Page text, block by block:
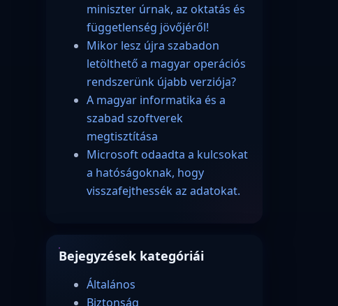
miniszter úrnak, az oktatás és
függetlenség jövőjéről!
Mikor lesz újra szabadon
letölthető a magyar operációs
rendszerünk újabb verziója?
A magyar informatika és a
szabad szoftverek
megtisztítása
Microsoft odaadta a kulcsokat
a hatóságoknak, hogy
visszafejthessék az adatokat.
Bejegyzések kategóriái
Általános
Biztonság